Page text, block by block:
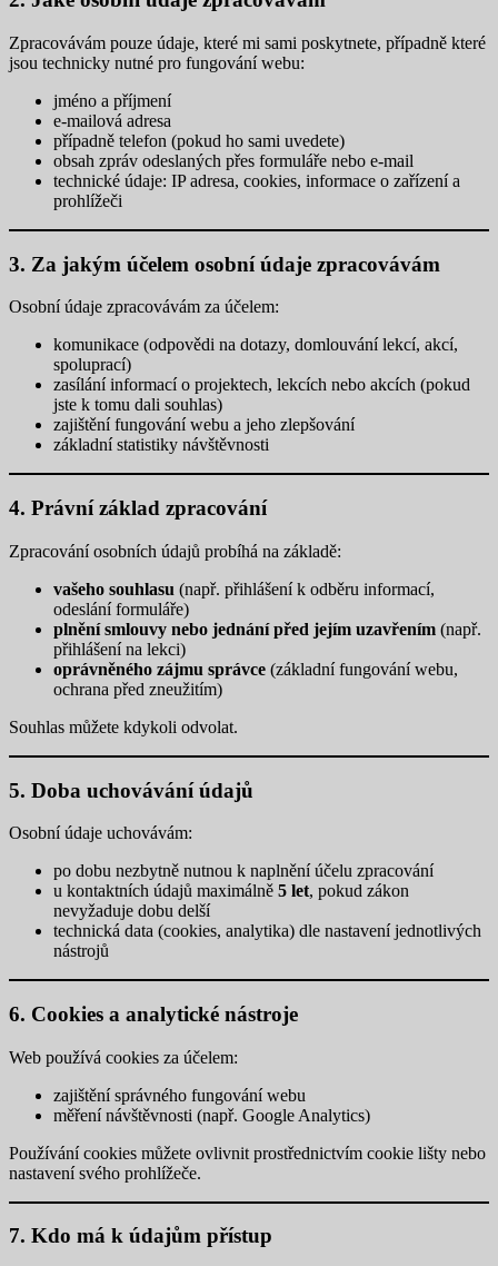
Zpracovávám pouze údaje, které mi sami poskytnete, případně které
jsou technicky nutné pro fungování webu:
jméno a příjmení
e-mailová adresa
případně telefon (pokud ho sami uvedete)
obsah zpráv odeslaných přes formuláře nebo e-mail
technické údaje: IP adresa, cookies, informace o zařízení a
prohlížeči
3. Za jakým účelem osobní údaje zpracovávám
Osobní údaje zpracovávám za účelem:
komunikace (odpovědi na dotazy, domlouvání lekcí, akcí,
spoluprací)
zasílání informací o projektech, lekcích nebo akcích (pokud
jste k tomu dali souhlas)
zajištění fungování webu a jeho zlepšování
základní statistiky návštěvnosti
4. Právní základ zpracování
Zpracování osobních údajů probíhá na základě:
vašeho souhlasu (např. přihlášení k odběru informací,
odeslání formuláře)
plnění smlouvy nebo jednání před jejím uzavřením (např.
přihlášení na lekci)
oprávněného zájmu správce (základní fungování webu,
ochrana před zneužitím)
Souhlas můžete kdykoli odvolat.
5. Doba uchovávání údajů
Osobní údaje uchovávám:
po dobu nezbytně nutnou k naplnění účelu zpracování
u kontaktních údajů maximálně 5 let, pokud zákon
nevyžaduje dobu delší
technická data (cookies, analytika) dle nastavení jednotlivých
nástrojů
6. Cookies a analytické nástroje
Web používá cookies za účelem:
zajištění správného fungování webu
měření návštěvnosti (např. Google Analytics)
Používání cookies můžete ovlivnit prostřednictvím cookie lišty nebo
nastavení svého prohlížeče.
7. Kdo má k údajům přístup